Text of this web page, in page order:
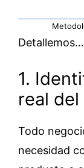
Detallemos…
1.
real
Todo
necesidad